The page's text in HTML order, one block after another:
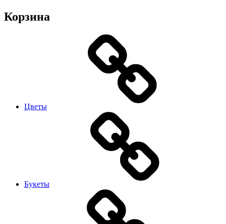
Корзина
Цветы
Букеты